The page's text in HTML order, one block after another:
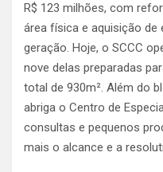
R$ 123 milhões, com
área física e aquisição de
geração. Hoje, o SCCC
nove delas preparadas
total de 930m². Além do
abriga o Centro de
consultas e pequenos
mais o alcance e a